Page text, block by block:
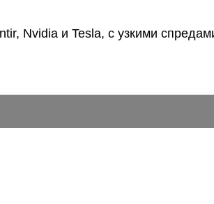
Nvidia и Tesla, с узкими